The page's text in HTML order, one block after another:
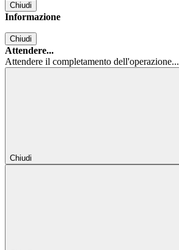
Chiudi
Informazione
Chiudi
Attendere...
Attendere il completamento dell'operazione...
Chiudi